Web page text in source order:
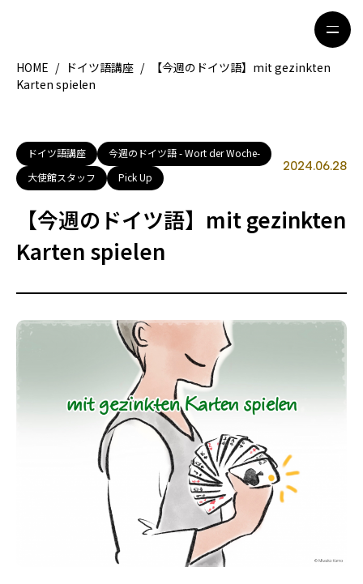
地域別ガイド
グルメ
観光ガイド
ライフスタイル
ライター募集
HOME / ドイツ語講座 /
【今週のドイツ語】mit gezinkten
Karten spielen
ドイツ語講座
今週のドイツ語 - Wort der Woche-
大使館スタッフ
Pick Up
2024.06.28
【今週のドイツ語】mit gezinkten
Karten spielen